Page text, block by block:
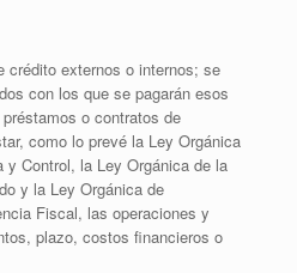
crédito externos o internos; se
con los que se pagarán esos
o contratos de
como lo prevé la Ley Orgánica
Control, la Ley Orgánica de la
y la Ley Orgánica de
Fiscal, las operaciones y
plazo, costos financieros o